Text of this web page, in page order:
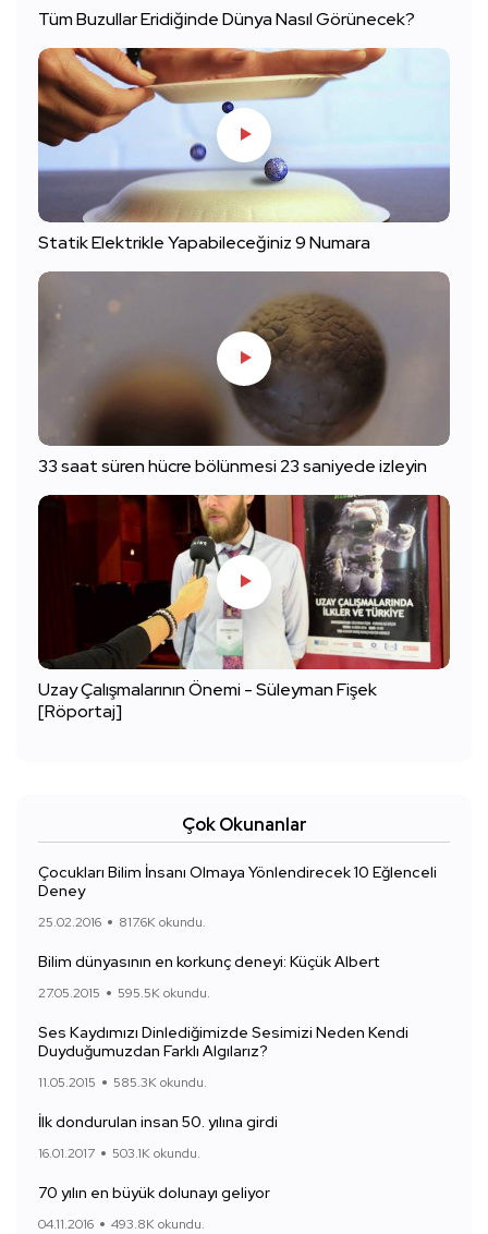
Tüm Buzullar Eridiğinde Dünya Nasıl Görünecek?
Statik Elektrikle Yapabileceğiniz 9 Numara
33 saat süren hücre bölünmesi 23 saniyede izleyin
Uzay Çalışmalarının Önemi - Süleyman Fişek
[Röportaj]
Çok Okunanlar
Çocukları Bilim İnsanı Olmaya Yönlendirecek 10 Eğlenceli
Deney
25.02.2016 817.6K okundu.
Bilim dünyasının en korkunç deneyi: Küçük Albert
27.05.2015 595.5K okundu.
Ses Kaydımızı Dinlediğimizde Sesimizi Neden Kendi
Duyduğumuzdan Farklı Algılarız?
11.05.2015 585.3K okundu.
İlk dondurulan insan 50. yılına girdi
16.01.2017 503.1K okundu.
70 yılın en büyük dolunayı geliyor
04.11.2016 493.8K okundu.